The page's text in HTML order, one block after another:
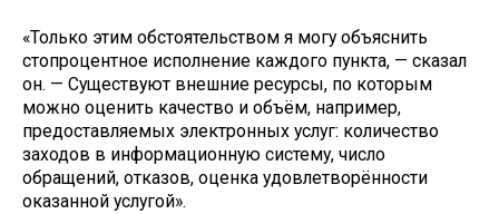
«Только этим обстоятельством я могу объяснить
стопроцентное исполнение каждого пункта, — сказал
он. — Существуют внешние ресурсы, по которым
можно оценить качество и объём, например,
предоставляемых электронных услуг: количество
заходов в информационную систему, число
обращений, отказов, оценка удовлетворённости
оказанной услугой».